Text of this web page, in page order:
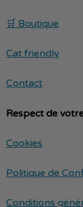
🛒 Boutique
Cat friendly
Contact
Respect de
Cookies
Politique de
Conditions